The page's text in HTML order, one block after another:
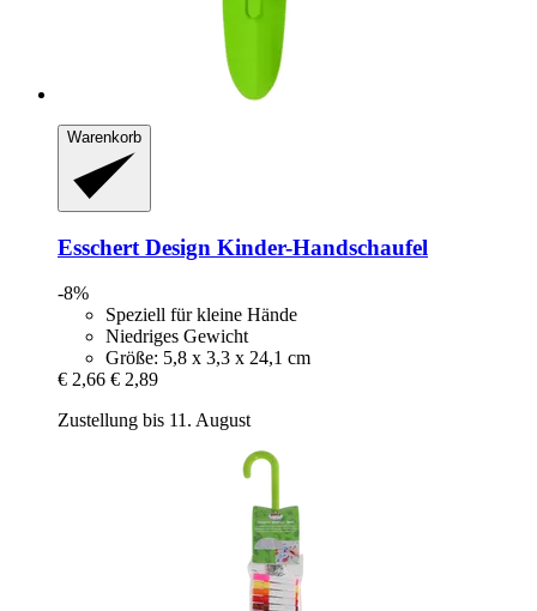
Warenkorb
Esschert Design Kinder-​Handschaufel
-8%
Speziell für kleine Hände
Niedriges Gewicht
Größe: 5,8 x 3,3 x 24,1 cm
€ 2,66 € 2,89
Zustellung bis 11. August